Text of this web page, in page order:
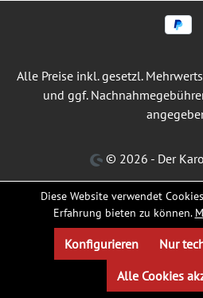
Alle Preise inkl. gesetzl.
und ggf.
© 2026 - Der
Diese Website verwendet
Erfahrung bieten zu können.
Nur
Konfigurieren
Alle Cookies